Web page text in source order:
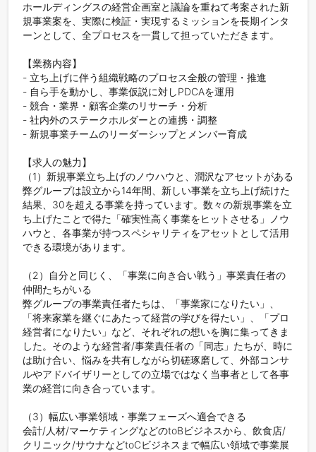
ホールディングスの経営企画室と議論を重ねて考案された新
規事業案を、実際に検証・実現するミッションを長期インタ
ーンとして、全プロセスを一貫して担っていただきます。
【業務内容】
- 立ち上げに伴う組織戦略のプロセス全般の管理・推進
- 自ら手を動かし、事業仮説に対しPDCAを運用
- 競合・業界・顧客企業のリサーチ・分析
- 社内外のステークホルダーとの連携・調整
- 新規事業チームのリーダーシップとメンバー育成
【求人の魅力】
（1）新規事業立ち上げのノウハウと、潤沢なアセットがある
弊グループは設立から14年間、新しい事業を立ち上げ続けた
結果、30を超える事業を持っています。数々の新規事業を立
ち上げたことで得た「確実性高く事業をヒットさせる」ノウ
ハウと、各事業が持つスペシャリティをアセットとして活用
できる環境があります。
（2）自分と同じく、「事業に向き合い戦う」事業責任者の
仲間たちがいる
弊グループの事業責任者たちは、「事業家になりたい」、
「将来家業を継ぐにあたって経営の学びを得たい」、「プロ
経営者になりたい」など、それぞれの想いを胸に集ってきま
した。そのような経営者/事業責任者の「同志」たちが、時に
は助け合い、悩みを共有しながら切磋琢磨して、外部コンサ
ルやアドバイザリーとしての立場ではなく当事者として各事
業の経営に向き合っています。
（3）幅広い事業領域・事業フェーズへ適合できる
会計/人材/マーケティングなどのtoBビジネスから、飲食店/
クリニック/サウナなどtoCビジネスまで幅広い領域で事業展